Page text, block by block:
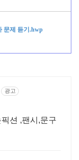
문제 듣기.hwp
광고
션 ,팬시,문구